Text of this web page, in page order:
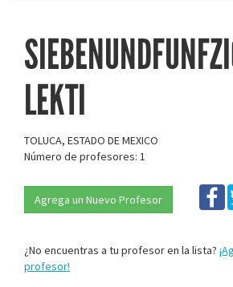
LEKTI
TOLUCA, ESTADO DE MEXICO
Número de profesores: 1
Agrega un Nuevo Profesor
¿No encuentras a tu profesor en la lista?
profesor!